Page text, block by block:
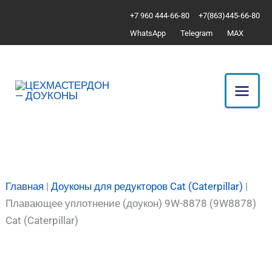
содержимому
+7 960 444-66-80
+7(863)445-66-80
WhatsApp
Telegram MAX
Главная |Доуконы для редукторов Cat (Caterpillar) |
Плавающее уплотнение (доукон) 9W-8878 (9W8878)
Cat (Caterpillar)
Плавающее
9W-